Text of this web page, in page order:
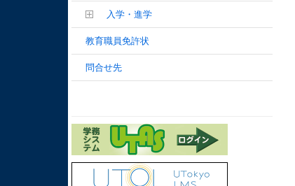
入学・進学
教育職員免許状
問合せ先